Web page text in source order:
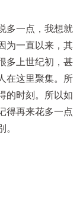
多一点，我想就
为一直以来，其
多上世纪初，甚
在这里聚集。所
的时刻。所以如
得再来花多一点
。